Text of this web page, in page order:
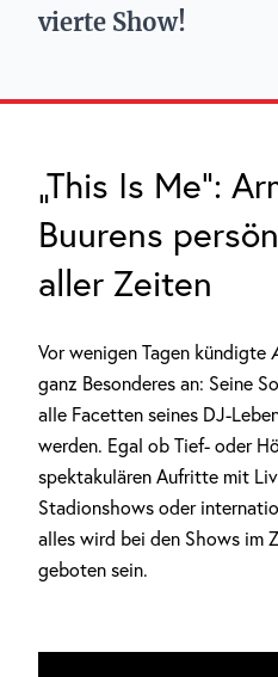
vierte Show!
„This Is Me“:
Buurens
aller Zeiten
Vor wenigen Tagen kündigte
ganz Besonderes an: Seine
alle Facetten seines DJ-
werden. Egal ob Tief- oder
spektakulären Aufritte mit
Stadionshows oder
alles wird bei den Shows im
geboten sein.